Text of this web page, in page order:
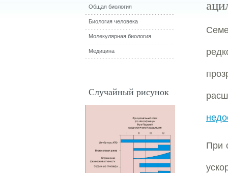
При
Общая биология
Биология человека
Молекулярная биология
Медицина
Случайный рисунок